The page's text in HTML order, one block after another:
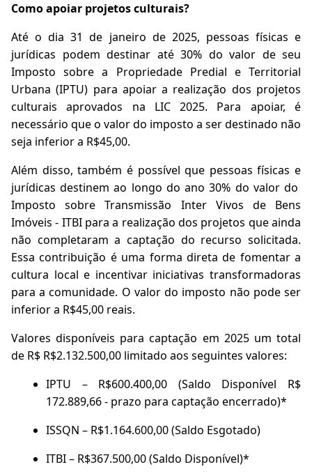
Como apoiar projetos culturais?
Até o dia 31 de janeiro de 2025, pessoas físicas e
jurídicas podem destinar até 30% do valor de seu
Imposto sobre a Propriedade Predial e Territorial
Urbana (IPTU) para apoiar a realização dos projetos
culturais aprovados na LIC 2025. Para apoiar, é
necessário que o valor do imposto a ser destinado não
seja inferior a R$45,00.
Além disso, também é possível que pessoas físicas e
jurídicas destinem ao longo do ano 30% do valor do
Imposto sobre Transmissão Inter Vivos de Bens
Imóveis - ITBI para a realização dos projetos que ainda
não completaram a captação do recurso solicitada.
Essa contribuição é uma forma direta de fomentar a
cultura local e incentivar iniciativas transformadoras
para a comunidade. O valor do imposto não pode ser
inferior a R$45,00 reais.
Valores disponíveis para captação em 2025 um total
de R$ R$2.132.500,00 limitado aos seguintes valores:
IPTU – R$600.400,00 (Saldo Disponível R$
172.889,66 - prazo para captação encerrado)*
ISSQN – R$1.164.600,00 (Saldo Esgotado)
ITBI – R$367.500,00 (Saldo Disponível)*